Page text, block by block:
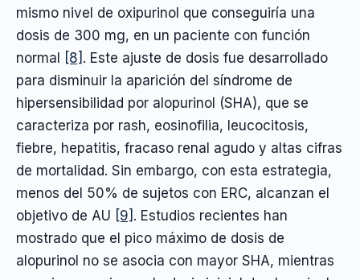
mismo nivel de oxipurinol que conseguiría una
dosis de 300 mg, en un paciente con función
normal
[8] . Este ajuste de dosis fue desarrollado
para disminuir la aparición del síndrome de
hipersensibilidad por alopurinol (SHA), que se
caracteriza por rash, eosinofilia, leucocitosis,
fiebre, hepatitis, fracaso renal agudo y altas cifras
de mortalidad. Sin embargo, con esta estrategia,
menos del 50% de sujetos con ERC, alcanzan el
objetivo de AU [9] . Estudios recientes han
mostrado que el pico máximo de dosis de
alopurinol no se asocia con mayor SHA, mientras